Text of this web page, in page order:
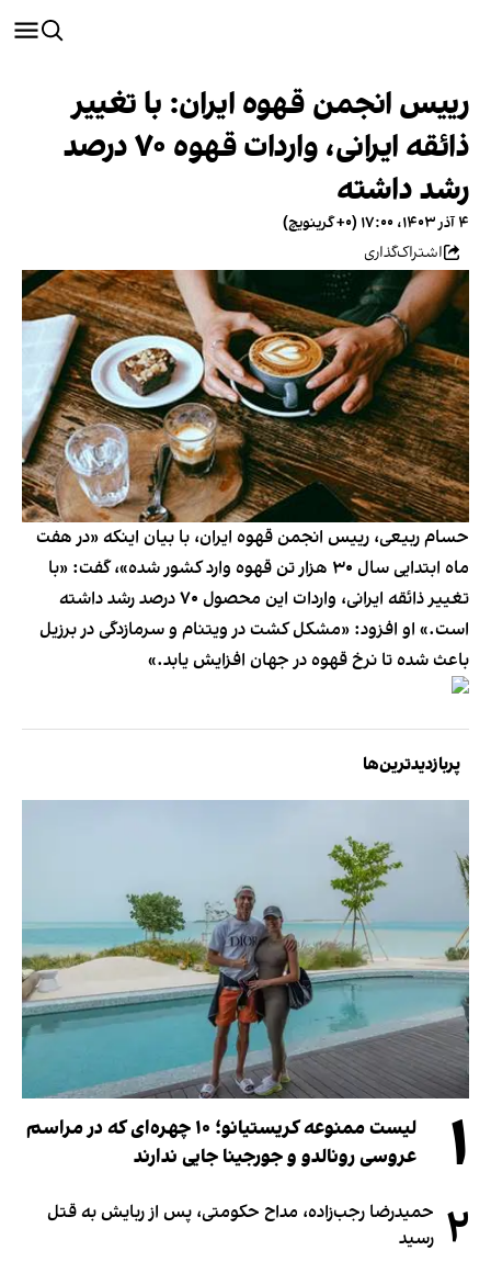
رییس انجمن قهوه ایران: با تغییر
ذائقه ایرانی، واردات قهوه ۷۰ درصد
رشد داشته
۴ آذر ۱۴۰۳، ۱۷:۰۰ (‎+۰ گرینویچ)
اشتراک‌گذاری
حسام ربیعی، رییس انجمن قهوه ایران، با بیان اینکه «در هفت
ماه ابتدایی سال ۳۰ هزار تن قهوه وارد کشور شده»، گفت: «با
تغییر ذائقه ایرانی، واردات این محصول ۷۰ درصد رشد داشته
است.» او افزود: «مشکل کشت در ویتنام و سرمازدگی در برزیل
باعث شده تا نرخ قهوه در جهان افزایش یابد.»
پربازدیدترین‌ها
۱
لیست ممنوعه کریستیانو؛ ۱۰ چهره‌ای که در مراسم
عروسی رونالدو و جورجینا جایی ندارند
۲ حمیدرضا رجب‌زاده، مداح حکومتی، پس از ربایش به قتل
رسید